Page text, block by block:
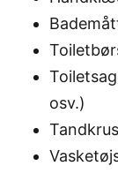
osv.)